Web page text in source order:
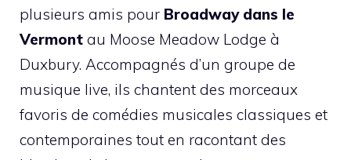
plusieurs amis pour Broadway dans le
Vermont au Moose Meadow Lodge à
Duxbury. Accompagnés d’un groupe de
musique live, ils chantent des morceaux
favoris de comédies musicales classiques et
contemporaines tout en racontant des